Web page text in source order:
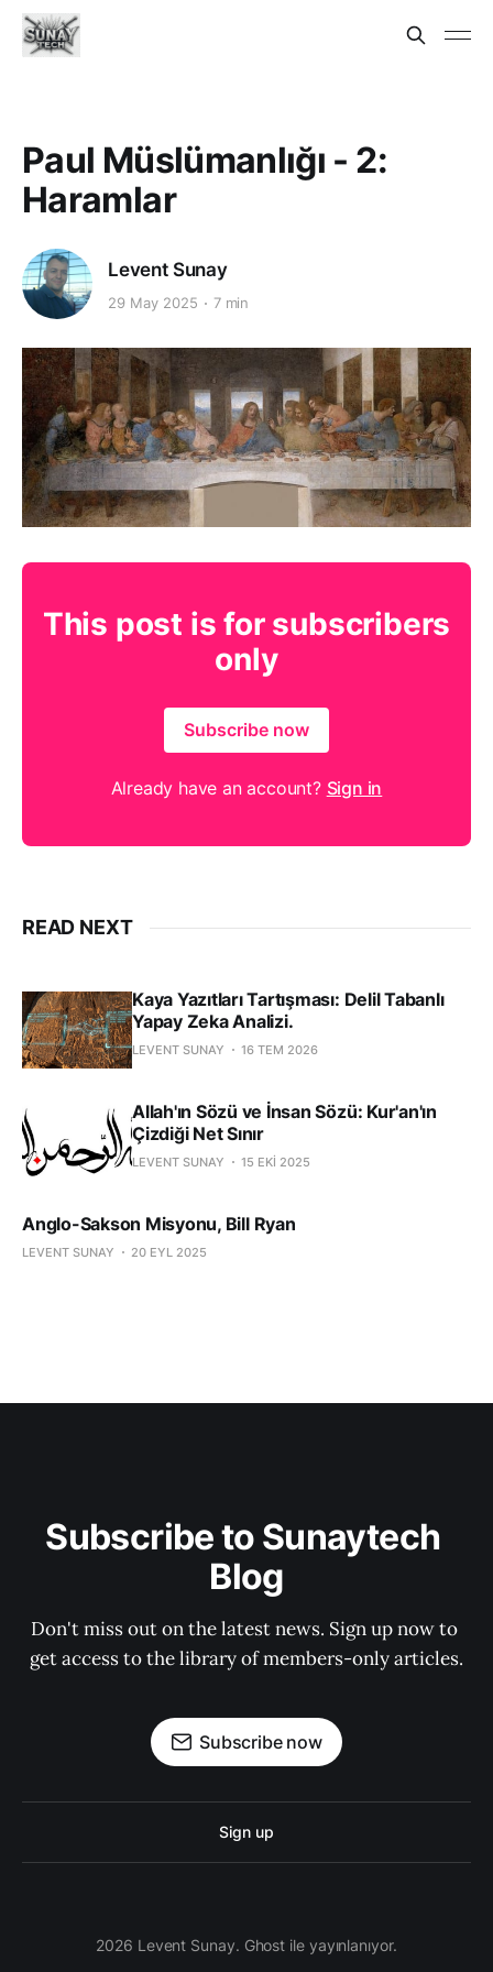
Paul Müslümanlığı - 2:
Haramlar
Levent Sunay
29 May 2025 7 min
This post is for subscribers
only
Subscribe now
Already have an account? Sign in
READ NEXT
Kaya Yazıtları Tartışması: Delil Tabanlı
Yapay Zeka Analizi.
LEVENT SUNAY 16 TEM 2026
Allah'ın Sözü ve İnsan Sözü: Kur'an'ın
Çizdiği Net Sınır
LEVENT SUNAY 15 EKI 2025
Anglo-Sakson Misyonu, Bill Ryan
LEVENT SUNAY 20 EYL 2025
Subscribe to Sunaytech
Blog
Don't miss out on the latest news. Sign up now to
get access to the library of members-only articles.
Subscribe now
Sign up
2026 Levent Sunay. Ghost ile yayınlanıyor.